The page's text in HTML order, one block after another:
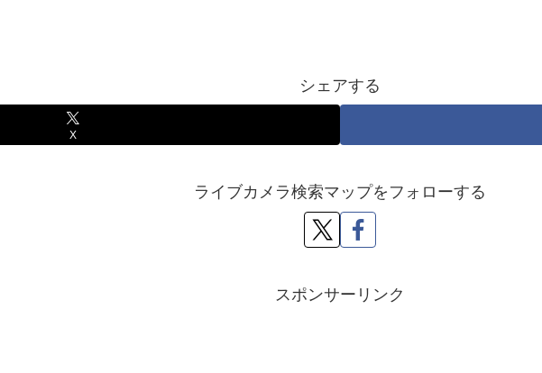
シェアする
X
ライブカメラ検索マップをフォローする
スポンサーリンク